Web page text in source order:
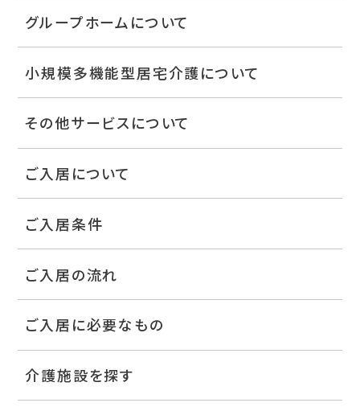
グループホームについて
小規模多機能型居宅介護について
その他サービスについて
ご入居について
ご入居条件
ご入居の流れ
ご入居に必要なもの
介護施設を探す